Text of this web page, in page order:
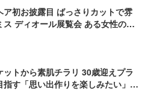
ア初お披露目 ばっさりカットで雰
ス ディオール展覧会 ある女性の物
ットから素肌チラリ 30歳迎えプラ
す「思い出作りを楽しみたい」